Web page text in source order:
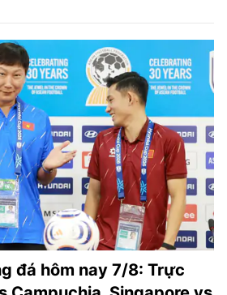
đá hôm nay 7/8: Trực